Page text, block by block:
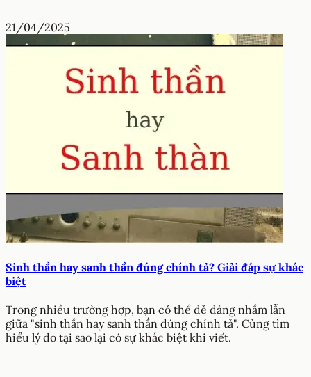
21/04/2025
Sinh thần hay sanh thần đúng chính tả? Giải đáp sự khác
biệt
Trong nhiều trường hợp, bạn có thể dễ dàng nhầm lẫn
giữa "sinh thần hay sanh thần đúng chính tả". Cùng tìm
hiểu lý do tại sao lại có sự khác biệt khi viết.